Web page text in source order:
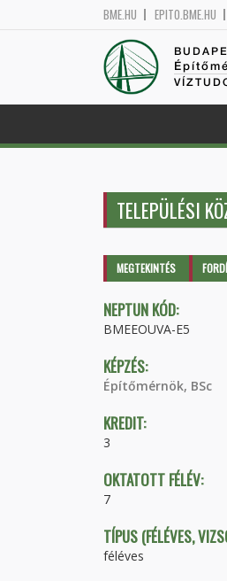
BME.HU EPITO.BME.HU
TELEPÜLÉSI
Elsődleges
MEGTEKINTÉS (AKTÍV
NEPTUN KÓD:
BMEEOUVA-E5
KÉPZÉS:
Építőmérnök, BSc
KREDIT:
3
OKTATOTT FÉLÉV:
7
TÍPUS (FÉLÉVES,
féléves